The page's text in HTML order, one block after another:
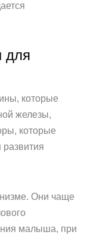
для
которые
железы,
которые
Они чаще
малыша, при